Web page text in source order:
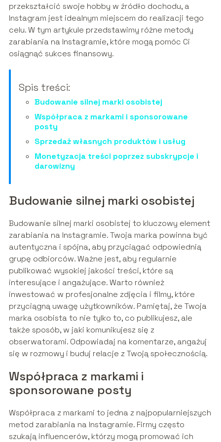
przekształcić swoje hobby w źródło dochodu, a
Instagram jest idealnym miejscem do realizacji tego
celu. W tym artykule przedstawimy różne metody
zarabiania na Instagramie, które mogą pomóc Ci
osiągnąć sukces finansowy.
Spis treści:
Budowanie silnej marki osobistej
Współpraca z markami i sponsorowane
posty
Sprzedaż własnych produktów i usług
Monetyzacja treści poprzez subskrypcje i
darowizny
Budowanie silnej marki osobistej
Budowanie silnej marki osobistej to kluczowy element
zarabiania na Instagramie. Twoja marka powinna być
autentyczna i spójna, aby przyciągać odpowiednią
grupę odbiorców. Ważne jest, aby regularnie
publikować wysokiej jakości treści, które są
interesujące i angażujące. Warto również
inwestować w profesjonalne zdjęcia i filmy, które
przyciągną uwagę użytkowników. Pamiętaj, że Twoja
marka osobista to nie tylko to, co publikujesz, ale
także sposób, w jaki komunikujesz się z
obserwatorami. Odpowiadaj na komentarze, angażuj
się w rozmowy i buduj relacje z Twoją społecznością.
Współpraca z markami i
sponsorowane posty
Współpraca z markami to jedna z najpopularniejszych
metod zarabiania na Instagramie. Firmy często
szukają influencerów, którzy mogą promować ich